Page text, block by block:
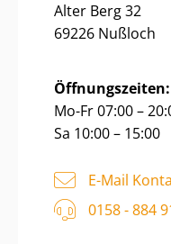
Alter Berg 32
69226 Nußloch
Öffnungszeiten:
Mo-Fr 07:00 –
Sa 10:00 – 15:00
E-Mail
0158 - 884